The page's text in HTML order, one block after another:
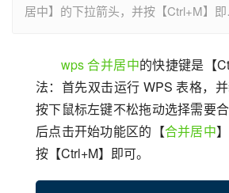
居中】的下拉箭头，并按【Ctrl+M】
wps合并居中的快捷键是【
法：首先双击运行 WPS 表格，
按下鼠标左键不松拖动选择需要
后点击开始功能区的【合并居中
按【Ctrl+M】即可。